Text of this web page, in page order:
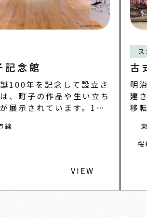
記念館
100年を記念して設立さ
、町子の作品や生い立ち
展示されています。1階
線
VIEW
古
明
建
移